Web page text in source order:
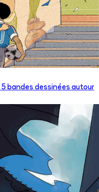
bandes dessinées autour